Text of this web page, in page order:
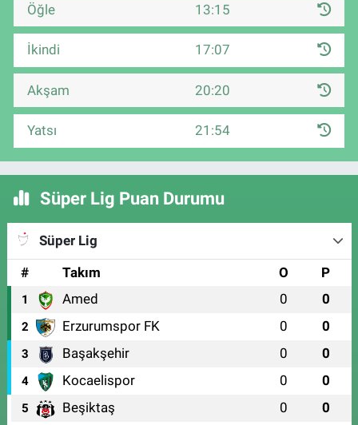
Öğle 13:15
İkindi 17:07
Akşam 20:20
Yatsı 21:54
Süper Lig Puan Durumu
Süper Lig
#
Takım O P
1 Amed 0 0
2 Erzurumspor FK 0 0
3 Başakşehir 0 0
4 Kocaelispor 0 0
5 Beşiktaş 0 0